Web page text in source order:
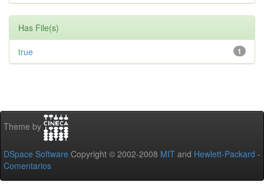
Has File(s)
1
true
Theme by
DSpace Software Copyright © 2002-2008 MIT and Hewlett-Packard -
Comentarios